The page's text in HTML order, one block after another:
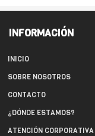
INFORMACIÓN
INICIO
SOBRE NOSOTROS
CONTACTO
¿DÓNDE ESTAMOS?
ATENCIÓN CORPORATIVA